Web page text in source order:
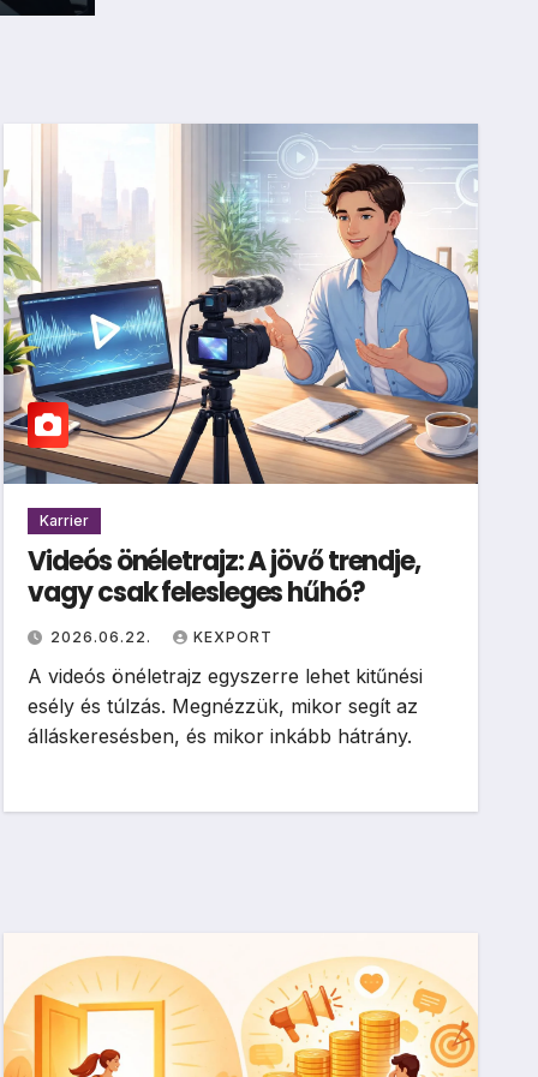
Karrier
Videós önéletrajz: A jövő trendje,
vagy csak felesleges hűhó?
2026.06.22. KEXPORT
A videós önéletrajz egyszerre lehet kitűnési
esély és túlzás. Megnézzük, mikor segít az
álláskeresésben, és mikor inkább hátrány.